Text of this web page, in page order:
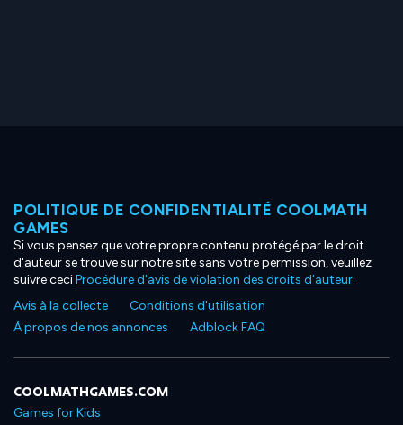
POLITIQUE DE CONFIDENTIALITÉ COOLMATH
GAMES
Si vous pensez que votre propre contenu protégé par le droit
d'auteur se trouve sur notre site sans votre permission, veuillez
suivre ceciProcédure d'avis de violation des droits d'auteur.
Avis à la collecte
Conditions d'utilisation
À propos de nos annonces
Adblock FAQ
COOLMATHGAMES.COM
Games for Kids